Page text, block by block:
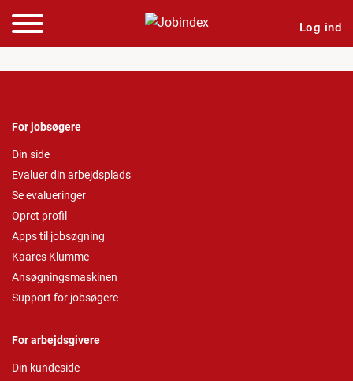
Log ind
For jobsøgere
Din side
Evaluer din arbejdsplads
Se evalueringer
Opret profil
Apps til jobsøgning
Kaares Klumme
Ansøgningsmaskinen
Support for jobsøgere
For arbejdsgivere
Din kundeside